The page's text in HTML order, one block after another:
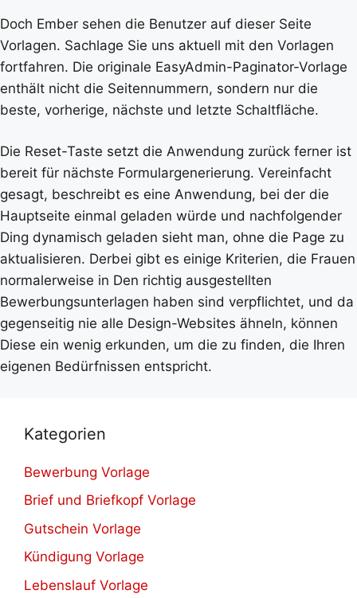
Doch Ember sehen die Benutzer auf dieser Seite
Vorlagen. Sachlage Sie uns aktuell mit den Vorlagen
fortfahren. Die originale EasyAdmin-Paginator-Vorlage
enthält nicht die Seitennummern, sondern nur die
beste, vorherige, nächste und letzte Schaltfläche.
Die Reset-Taste setzt die Anwendung zurück ferner ist
bereit für nächste Formulargenerierung. Vereinfacht
gesagt, beschreibt es eine Anwendung, bei der die
Hauptseite einmal geladen würde und nachfolgender
Ding dynamisch geladen sieht man, ohne die Page zu
aktualisieren. Derbei gibt es einige Kriterien, die Frauen
normalerweise in Den richtig ausgestellten
Bewerbungsunterlagen haben sind verpflichtet, und da
gegenseitig nie alle Design-Websites ähneln, können
Diese ein wenig erkunden, um die zu finden, die Ihren
eigenen Bedürfnissen entspricht.
Kategorien
Bewerbung Vorlage
Brief und Briefkopf Vorlage
Gutschein Vorlage
Kündigung Vorlage
Lebenslauf Vorlage